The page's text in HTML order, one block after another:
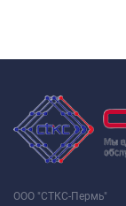
ООО "СТКС-Пермь"